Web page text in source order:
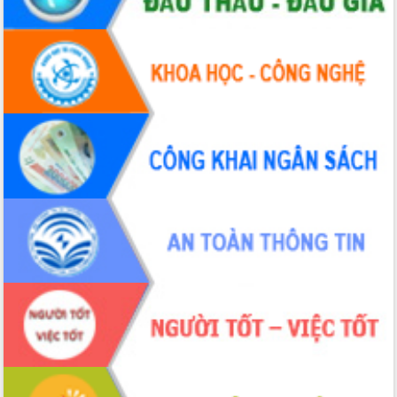
Hội thảo khoa học “Giải pháp thúc đẩy
phát triển nền kinh tế xanh tại tỉnh
Đắk Lắk”
Tăng cường giám sát, đôn đốc thực
hiện nhiệm vụ quản lý tài sản công
hàng tuần
Tháo gỡ những vướng mắc, đẩy mạnh
công tác cải cách thủ tục hành chính
tại Trung tâm Phục vụ hành chính
công tỉnh
Đắk Lắk: Tôn vinh 46 giải pháp tại Hội
thi Sáng tạo Kỹ thuật 2024 - 2025
Đắk Lắk rà soát, điều chỉnh Đề án 190
về phát triển nuôi trồng thủy sản
Phó Chủ tịch UBND tỉnh Đắk Lắk
Trương Công Thái kiểm tra thực địa
Dự án cao tốc Khánh Hòa - Buôn Ma
Thuột
Định vị cà phê Việt Nam như một “di
sản sống” trong dòng chảy toàn cầu